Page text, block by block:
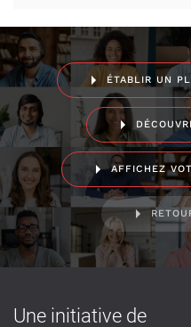
ÉTABLIR UN
AFFICHEZ
Une initiative de